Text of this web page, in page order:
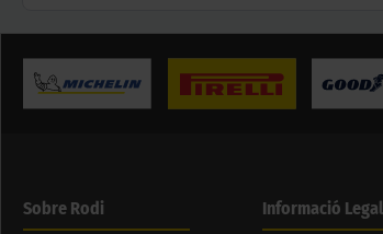
Sobre Rodi Informació Legal